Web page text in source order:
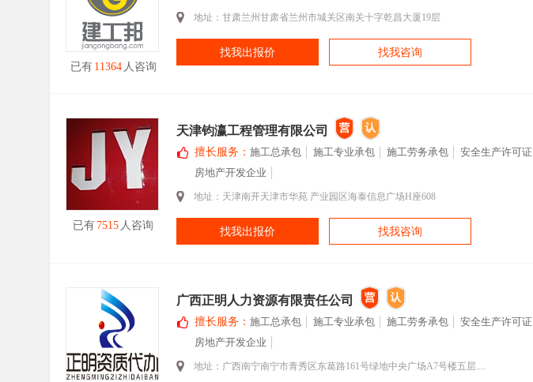
已有 11364 人咨询
地址：甘肃兰州甘肃省兰州市城关区南关十字乾昌大厦19层
找我出报价 找我咨询
已有 7515 人咨询
天津钧瀛工程管理有限公司
擅长服务： 施工总承包 施工专业承包 施工劳务承包
安全生产许可证
房地产开发企业
地址：天津南开天津市华苑 产业园区海泰信息广场H座608
找我出报价 找我咨询
广西正明人力资源有限责任公司
擅长服务： 施工总承包 施工专业承包 施工劳务承包
安全生产许可证
房地产开发企业
地址：广西南宁南宁市青秀区东葛路161号绿地中央广场A7号楼五层....